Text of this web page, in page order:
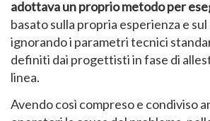
adottava un proprio metodo per
basato sulla propria esperienza e
ignorando i parametri tecnici
definiti dai progettisti in fase di
linea.
Avendo così compreso e condiviso